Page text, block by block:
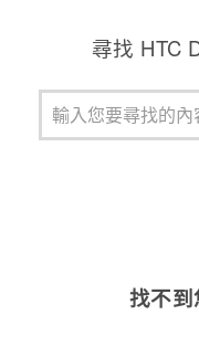
尋找 HTC
找不